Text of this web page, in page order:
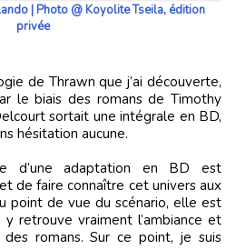
| Photo @ Koyolite Tseila, édition
privée
le biais des romans de Timothy
sortait une intégrale en BD,
hésitation aucune.
d’une adaptation en BD est
de faire connaître cet univers aux
point de vue du scénario, elle est
retrouve vraiment l’ambiance et
romans. Sur ce point, je suis